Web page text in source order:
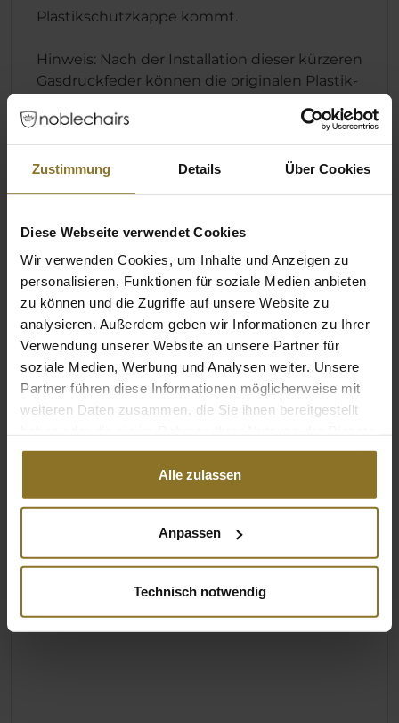
Zustimmung Details Über Cookies
Diese Webseite verwendet Cookies
Wir verwenden Cookies, um Inhalte und Anzeigen zu
personalisieren, Funktionen für soziale Medien anbieten
zu können und die Zugriffe auf unsere Website zu
analysieren. Außerdem geben wir Informationen zu Ihrer
Verwendung unserer Website an unsere Partner für
soziale Medien, Werbung und Analysen weiter. Unsere
Partner führen diese Informationen möglicherweise mit
weiteren Daten zusammen, die Sie ihnen bereitgestellt
gesammelt haben.
Alle zulassen
Anpassen
Technisch notwendig
Plastikschutzkappe kommt.
Hinweis: Nach der Installation dieser kürzeren
Gasdruckfeder können die originalen Plastik-
werden.
Farbe
Hauptfarbe Schwarz
Bewertungen